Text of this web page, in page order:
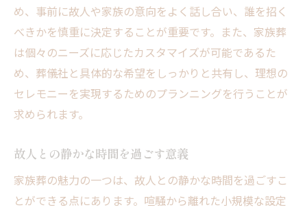
め、事前に故人や家族の意向をよく話し合い、誰を招く
べきかを慎重に決定することが重要です。また、家族葬
は個々のニーズに応じたカスタマイズが可能であるた
め、葬儀社と具体的な希望をしっかりと共有し、理想の
セレモニーを実現するためのプランニングを行うことが
求められます。
故人との静かな時間を過ごす意義
家族葬の魅力の一つは、故人との静かな時間を過ごすこ
とができる点にあります。喧騒から離れた小規模な設定